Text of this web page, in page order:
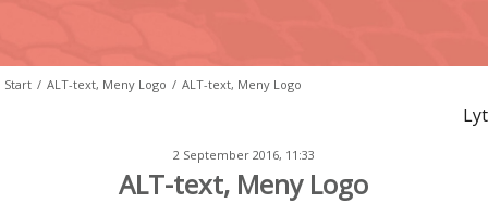
Start / ALT-text, Meny Logo / ALT-text, Meny Logo
Lyt
2 September 2016, 11:33
ALT-text, Meny Logo